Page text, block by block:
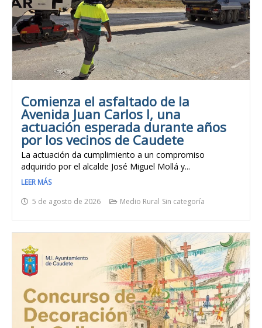
Comienza el asfaltado de la
Avenida Juan Carlos I, una
actuación esperada durante años
por los vecinos de Caudete
La actuación da cumplimiento a un compromiso
adquirido por el alcalde José Miguel Mollá y...
LEER MÁS
5 de agosto de 2026
Medio Rural Sin categoría